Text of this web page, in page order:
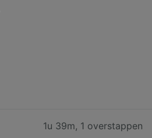
1u 39m, 1 overstappen